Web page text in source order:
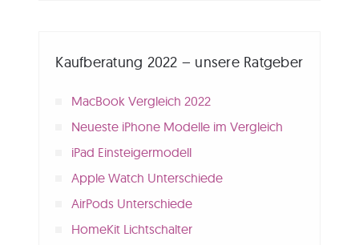
Kaufberatung 2022 – unsere Ratgeber
MacBook Vergleich 2022
Neueste iPhone Modelle im Vergleich
iPad Einsteigermodell
Apple Watch Unterschiede
AirPods Unterschiede
HomeKit Lichtschalter